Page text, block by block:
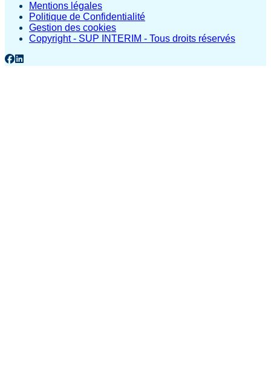
Mentions légales
Politique de Confidentialité
Gestion des cookies
Copyright - SUP INTERIM - Tous droits réservés